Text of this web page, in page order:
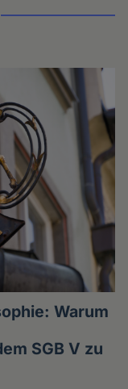
Warum
SGB V zu